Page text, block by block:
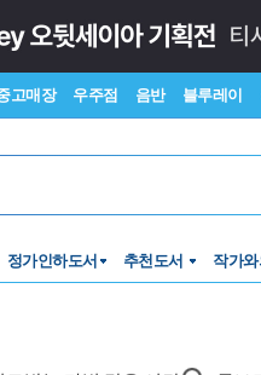
고매장 우주점 음반 블루레이
정가인하도서 추천도서 작가